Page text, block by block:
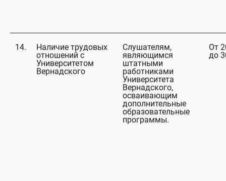
14.
Наличие трудовых
отношений с
Университетом
Вернадского
Слушателям,
являющимся
штатными
работниками
Университета
Вернадского,
осваивающим
дополнительные
образовательные
программы.
От
до